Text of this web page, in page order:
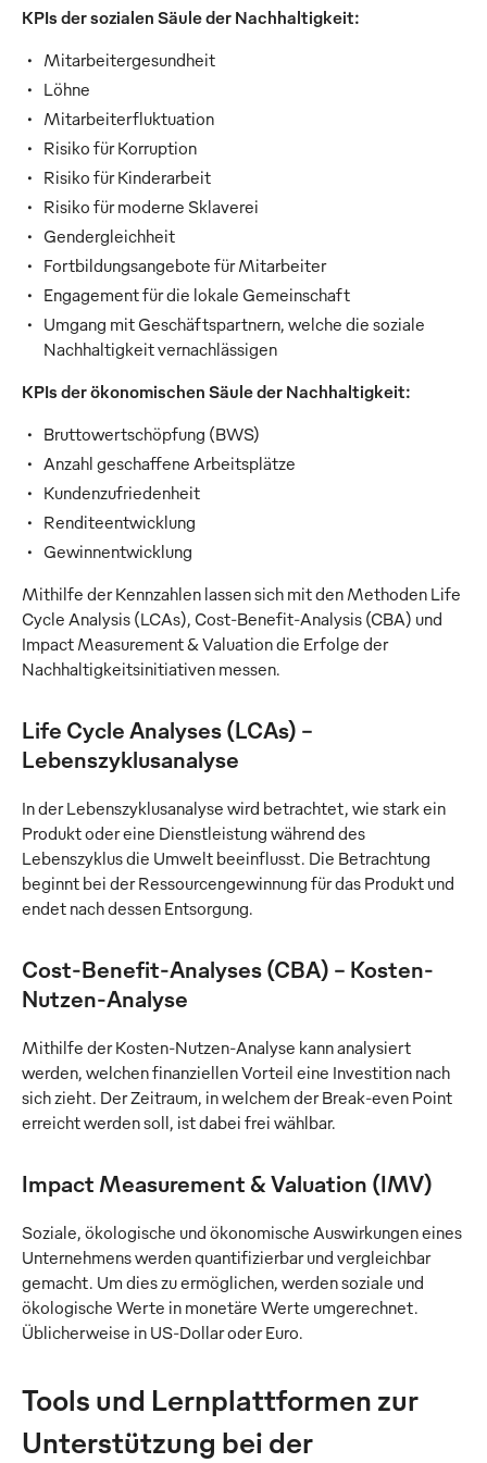
KPIs der sozialen Säule der Nachhaltigkeit:
Mitarbeitergesundheit
Löhne
Mitarbeiterfluktuation
Risiko für Korruption
Risiko für Kinderarbeit
Risiko für moderne Sklaverei
Gendergleichheit
Fortbildungsangebote für Mitarbeiter
Engagement für die lokale Gemeinschaft
Umgang mit Geschäftspartnern, welche die soziale
Nachhaltigkeit vernachlässigen
KPIs der ökonomischen Säule der Nachhaltigkeit:
Bruttowertschöpfung (BWS)
Anzahl geschaffene Arbeitsplätze
Kundenzufriedenheit
Renditeentwicklung
Gewinnentwicklung
Mithilfe der Kennzahlen lassen sich mit den Methoden Life
Cycle Analysis (LCAs), Cost-Benefit-Analysis (CBA) und
Impact Measurement & Valuation die Erfolge der
Nachhaltigkeitsinitiativen messen.
Life Cycle Analyses (LCAs) -
Lebenszyklusanalyse
In der Lebenszyklusanalyse wird betrachtet, wie stark ein
Produkt oder eine Dienstleistung während des
Lebenszyklus die Umwelt beeinflusst. Die Betrachtung
beginnt bei der Ressourcengewinnung für das Produkt und
endet nach dessen Entsorgung.
Cost-Benefit-Analyses (CBA) - Kosten-
Nutzen-Analyse
Mithilfe der Kosten-Nutzen-Analyse kann analysiert
werden, welchen finanziellen Vorteil eine Investition nach
sich zieht. Der Zeitraum, in welchem der Break-even Point
erreicht werden soll, ist dabei frei wählbar.
Impact Measurement & Valuation (IMV)
Soziale, ökologische und ökonomische Auswirkungen eines
Unternehmens werden quantifizierbar und vergleichbar
gemacht. Um dies zu ermöglichen, werden soziale und
ökologische Werte in monetäre Werte umgerechnet.
Üblicherweise in US-Dollar oder Euro.
Tools und Lernplattformen zur
Unterstützung bei der